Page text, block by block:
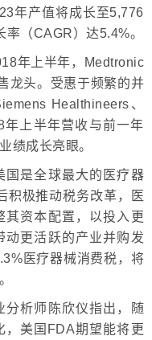
年产值将成长至5,776
（CAGR）达5.4%。
年上半年，Medtronic
龙头。受惠于频繁的并
Healthineers、
上半年营收与前一年
绩成长亮眼。
国是全球最大的医疗器
积极推动税务改革，医
资本配置，以投入更
动更活跃的产业并购发
医疗器械消费税，将
分析师陈欣仪指出，随
美国FDA期望能将更